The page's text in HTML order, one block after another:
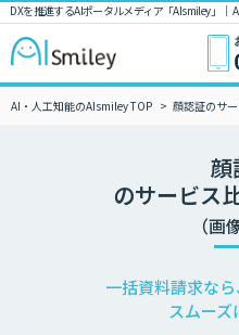
DXを推進するAIポータルメディア「AIsmiley」｜
AI・人工知能のAIsmiley TOP 顔認証のサ
顔
のサービス
（画
一括資料請求な
スムーズ